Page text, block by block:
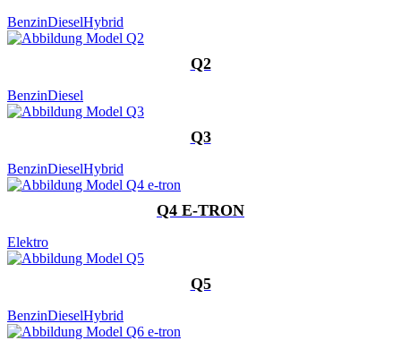
BenzinDieselHybrid
Q2
BenzinDiesel
Q3
BenzinDieselHybrid
Q4 E-TRON
Elektro
Q5
BenzinDieselHybrid